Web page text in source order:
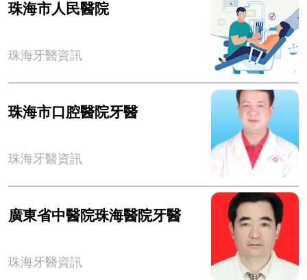
珠海市人民醫院
珠海牙醫資訊
珠海市口腔醫院牙醫
珠海牙醫資訊
廣東省中醫院珠海醫院牙醫
珠海牙醫資訊